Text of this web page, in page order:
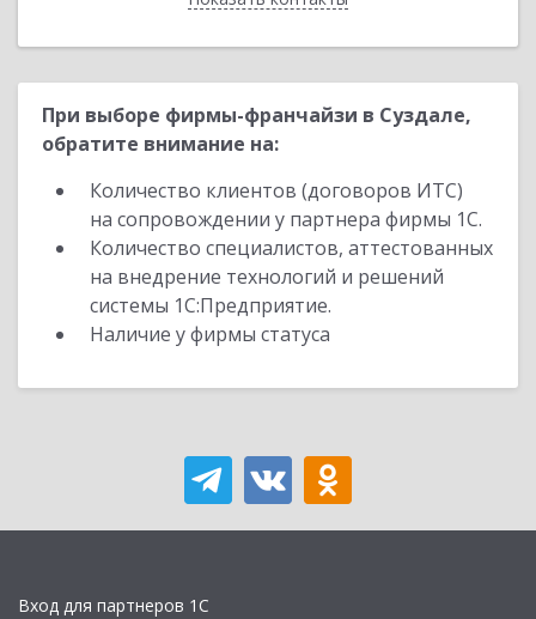
При выборе фирмы-франчайзи в Суздале,
обратите внимание на:
Количество клиентов (договоров ИТС)
на сопровождении у партнера фирмы 1С.
Количество специалистов, аттестованных
на внедрение технологий и решений
системы 1С:Предприятие.
Наличие у фирмы статуса
Вход для партнеров 1С